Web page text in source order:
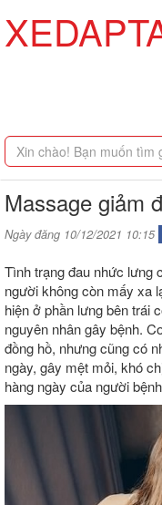
Massage giảm
Ngày đăng 10/12/2021 10:15
Tình trạng đau nhức lưng
người không còn mấy xa
hiện ở phần lưng bên trái
nguyên nhân gây bệnh.
đồng hồ, nhưng cũng có
ngày, gây mệt mỏi, khó
hàng ngày của người